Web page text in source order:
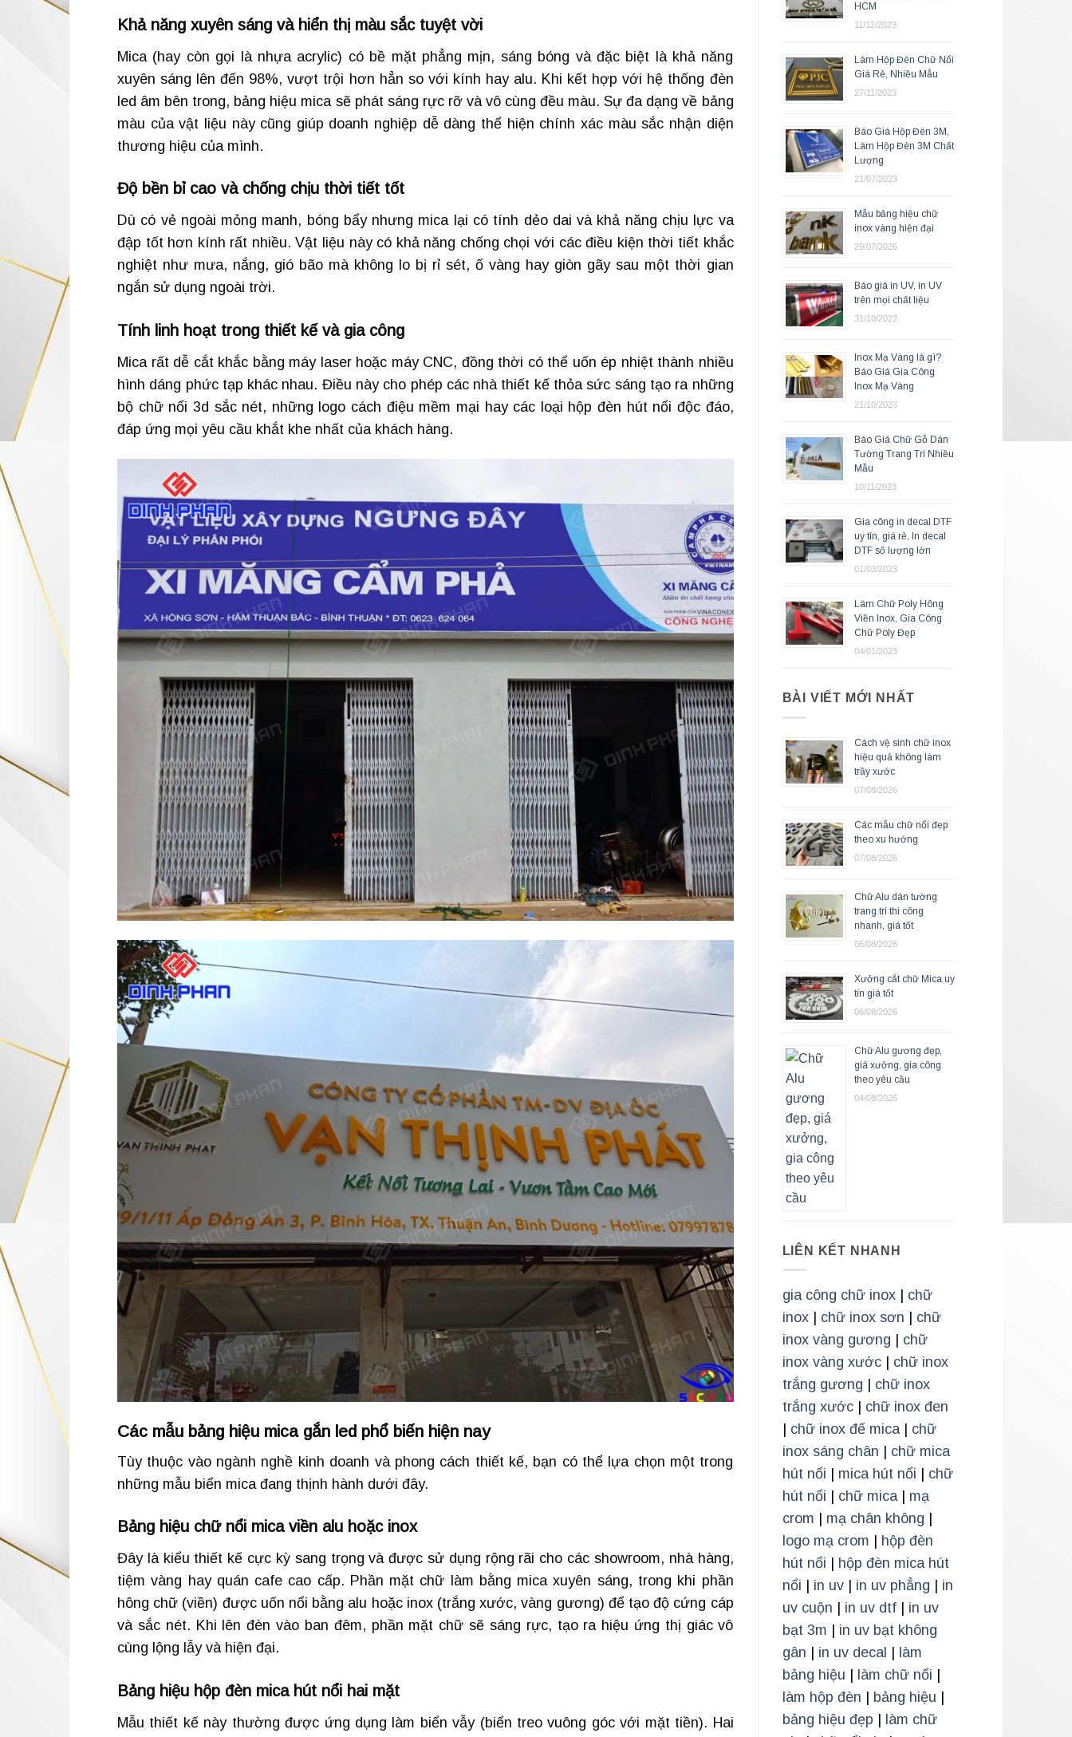
Khả năng xuyên sáng và hiển thị màu sắc tuyệt vời
Mica (hay còn gọi là nhựa acrylic) có bề mặt phẳng mịn, sáng bóng và đặc biệt là khả năng
xuyên sáng lên đến 98%, vượt trội hơn hẳn so với kính hay alu. Khi kết hợp với hệ thống đèn
led âm bên trong, bảng hiệu mica sẽ phát sáng rực rỡ và vô cùng đều màu. Sự đa dạng về bảng
màu của vật liệu này cũng giúp doanh nghiệp dễ dàng thể hiện chính xác màu sắc nhận diện
thương hiệu của mình.
Độ bền bỉ cao và chống chịu thời tiết tốt
Dù có vẻ ngoài mỏng manh, bóng bẩy nhưng mica lại có tính dẻo dai và khả năng chịu lực va
đập tốt hơn kính rất nhiều. Vật liệu này có khả năng chống chọi với các điều kiện thời tiết khắc
nghiệt như mưa, nắng, gió bão mà không lo bị rỉ sét, ố vàng hay giòn gãy sau một thời gian
ngắn sử dụng ngoài trời.
Tính linh hoạt trong thiết kế và gia công
Mica rất dễ cắt khắc bằng máy laser hoặc máy CNC, đồng thời có thể uốn ép nhiệt thành nhiều
hình dáng phức tạp khác nhau. Điều này cho phép các nhà thiết kế thỏa sức sáng tạo ra những
bộ chữ nổi 3d sắc nét, những logo cách điệu mềm mại hay các loại hộp đèn hút nổi độc đáo,
đáp ứng mọi yêu cầu khắt khe nhất của khách hàng.
Các mẫu bảng hiệu mica gắn led phổ biến hiện nay
Tùy thuộc vào ngành nghề kinh doanh và phong cách thiết kế, bạn có thể lựa chọn một trong
những mẫu biển mica đang thịnh hành dưới đây.
Bảng hiệu chữ nổi mica viền alu hoặc inox
Đây là kiểu thiết kế cực kỳ sang trọng và được sử dụng rộng rãi cho các showroom, nhà hàng,
tiệm vàng hay quán cafe cao cấp. Phần mặt chữ làm bằng mica xuyên sáng, trong khi phần
hông chữ (viền) được uốn nổi bằng alu hoặc inox (trắng xước, vàng gương) để tạo độ cứng cáp
và sắc nét. Khi lên đèn vào ban đêm, phần mặt chữ sẽ sáng rực, tạo ra hiệu ứng thị giác vô
cùng lộng lẫy và hiện đại.
Bảng hiệu hộp đèn mica hút nổi hai mặt
Mẫu thiết kế này thường được ứng dụng làm biển vẫy (biển treo vuông góc với mặt tiền). Hai
HCM
11/12/2023
Làm Hộp Đèn Chữ Nổi
Giá Rẻ, Nhiều Mẫu
27/11/2023
Báo Giá Hộp Đèn 3M,
Làm Hộp Đèn 3M Chất
Lượng
21/07/2023
Mẫu bảng hiệu chữ
inox vàng hiện đại
29/07/2026
Báo giá in UV, in UV
trên mọi chất liệu
31/10/2022
Inox Mạ Vàng là gì?
Báo Giá Gia Công
Inox Mạ Vàng
21/10/2023
Báo Giá Chữ Gỗ Dán
Tường Trang Trí Nhiều
Mẫu
10/11/2023
Gia công in decal DTF
uy tín, giá rẻ, In decal
DTF số lượng lớn
01/03/2023
Làm Chữ Poly Hông
Viền Inox, Gia Công
Chữ Poly Đẹp
04/01/2023
BÀI VIẾT MỚI NHẤT
Cách vệ sinh chữ inox
hiệu quả không làm
trầy xước
07/08/2026
Các mẫu chữ nổi đẹp
theo xu hướng
07/08/2026
Chữ Alu dán tường
trang trí thi công
nhanh, giá tốt
06/08/2026
Xưởng cắt chữ Mica uy
tín giá tốt
06/08/2026
Chữ Alu gương đẹp,
giá xưởng, gia công
theo yêu cầu
04/08/2026
LIÊN KẾT NHANH
gia công chữ inox| chữ
inox| chữ inox sơn
chữ
inox vàng gương
chữ
inox vàng xước| chữ inox
trắng gương
chữ inox
trắng xước| chữ inox đen
chữ inox đế mica| chữ
inox sáng chân
chữ mica
hút nổi
mica hút nổi
chữ
hút nổi
chữ mica| mạ
crom
mạ chân không
logo mạ crom
hộp đèn
hút nổi
hộp đèn mica hút
nổi
in uv| in uv phẳng
in
uv cuộn
in uv dtf| in uv
bạt 3m
in uv bạt không
gân
in uv decal
làm
bảng hiệu
làm chữ nổi
làm hộp đèn
bảng hiệu
bảng hiệu đẹp
làm chữ